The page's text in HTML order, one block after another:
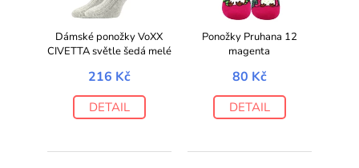
Dámské ponožky VoXX
CIVETTA světle šedá melé
216 Kč
DETAIL
Ponožky Pruhana 12
magenta
80 Kč
DETAIL